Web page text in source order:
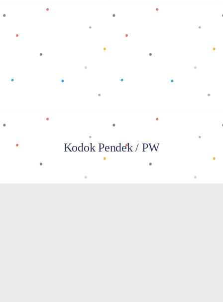
Baca selengkapnya
Kodok Pendek / PW